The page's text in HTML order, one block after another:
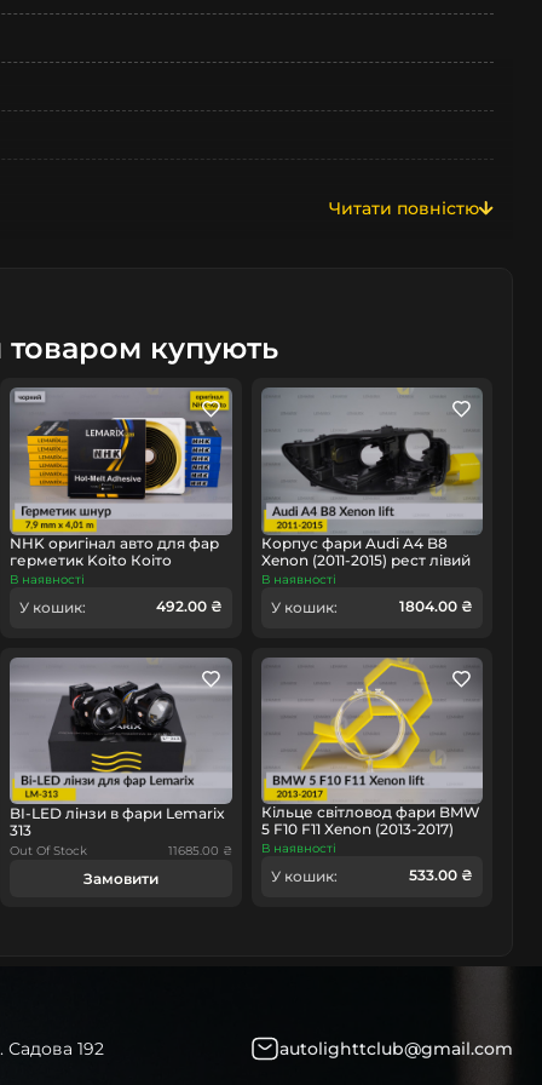
Читати повністю
купують
NHK оригінал авто для фар
герметик Koito Коіто
бутиловий шнур термо
В наявності
У кошик: 492.00 ₴
Корпус фари Audi A4 B8
Xenon (2011-2015) рест лівий
В наявності
У кошик: 1804.00 ₴
BI-LED лінзи в фари Lemarix
313
Out Of Stock 11685.00 ₴
Замовити
Кільце світловод фари BMW
5 F10 F11 Xenon (2013-2017)
рест мале внутрішнє angel
В наявності
У кошик: 533.00 ₴
Садова 192 autolighttclub@gmail.com